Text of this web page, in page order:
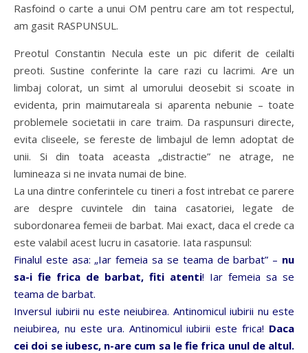
Rasfoind o carte a unui OM pentru care am tot respectul,
am gasit RASPUNSUL.
Preotul Constantin Neculaeste un pic diferit de ceilalti
preoti. Sustine conferinte la care razi cu lacrimi. Are un
limbaj colorat, un simt al umorului deosebit si scoate in
evidenta, prin maimutareala si aparenta nebunie – toate
problemele societatii in care traim. Da raspunsuri directe,
evita cliseele, se fereste de limbajul de lemn adoptat de
unii. Si din toata aceasta „distractie” ne atrage, ne
lumineaza si ne invata numai de bine.
La una dintre conferintele cu tineri a fost intrebat ce parere
are despre cuvintele din taina casatoriei, legate de
subordonarea femeii de barbat. Mai exact, daca el crede ca
este valabil acest lucru in casatorie. Iata raspunsul:
Finalul este asa: „Iar femeia sa se teama de barbat” – nu
sa-i fie frica de barbat, fiti atenti! Iar femeia sa se
teama de barbat.
Inversul iubirii nu este neiubirea. Antinomicul iubirii nu este
neiubirea, nu este ura. Antinomicul iubirii este frica! Daca
cei doi se iubesc, n-are cum sa le fie frica unul de altul.